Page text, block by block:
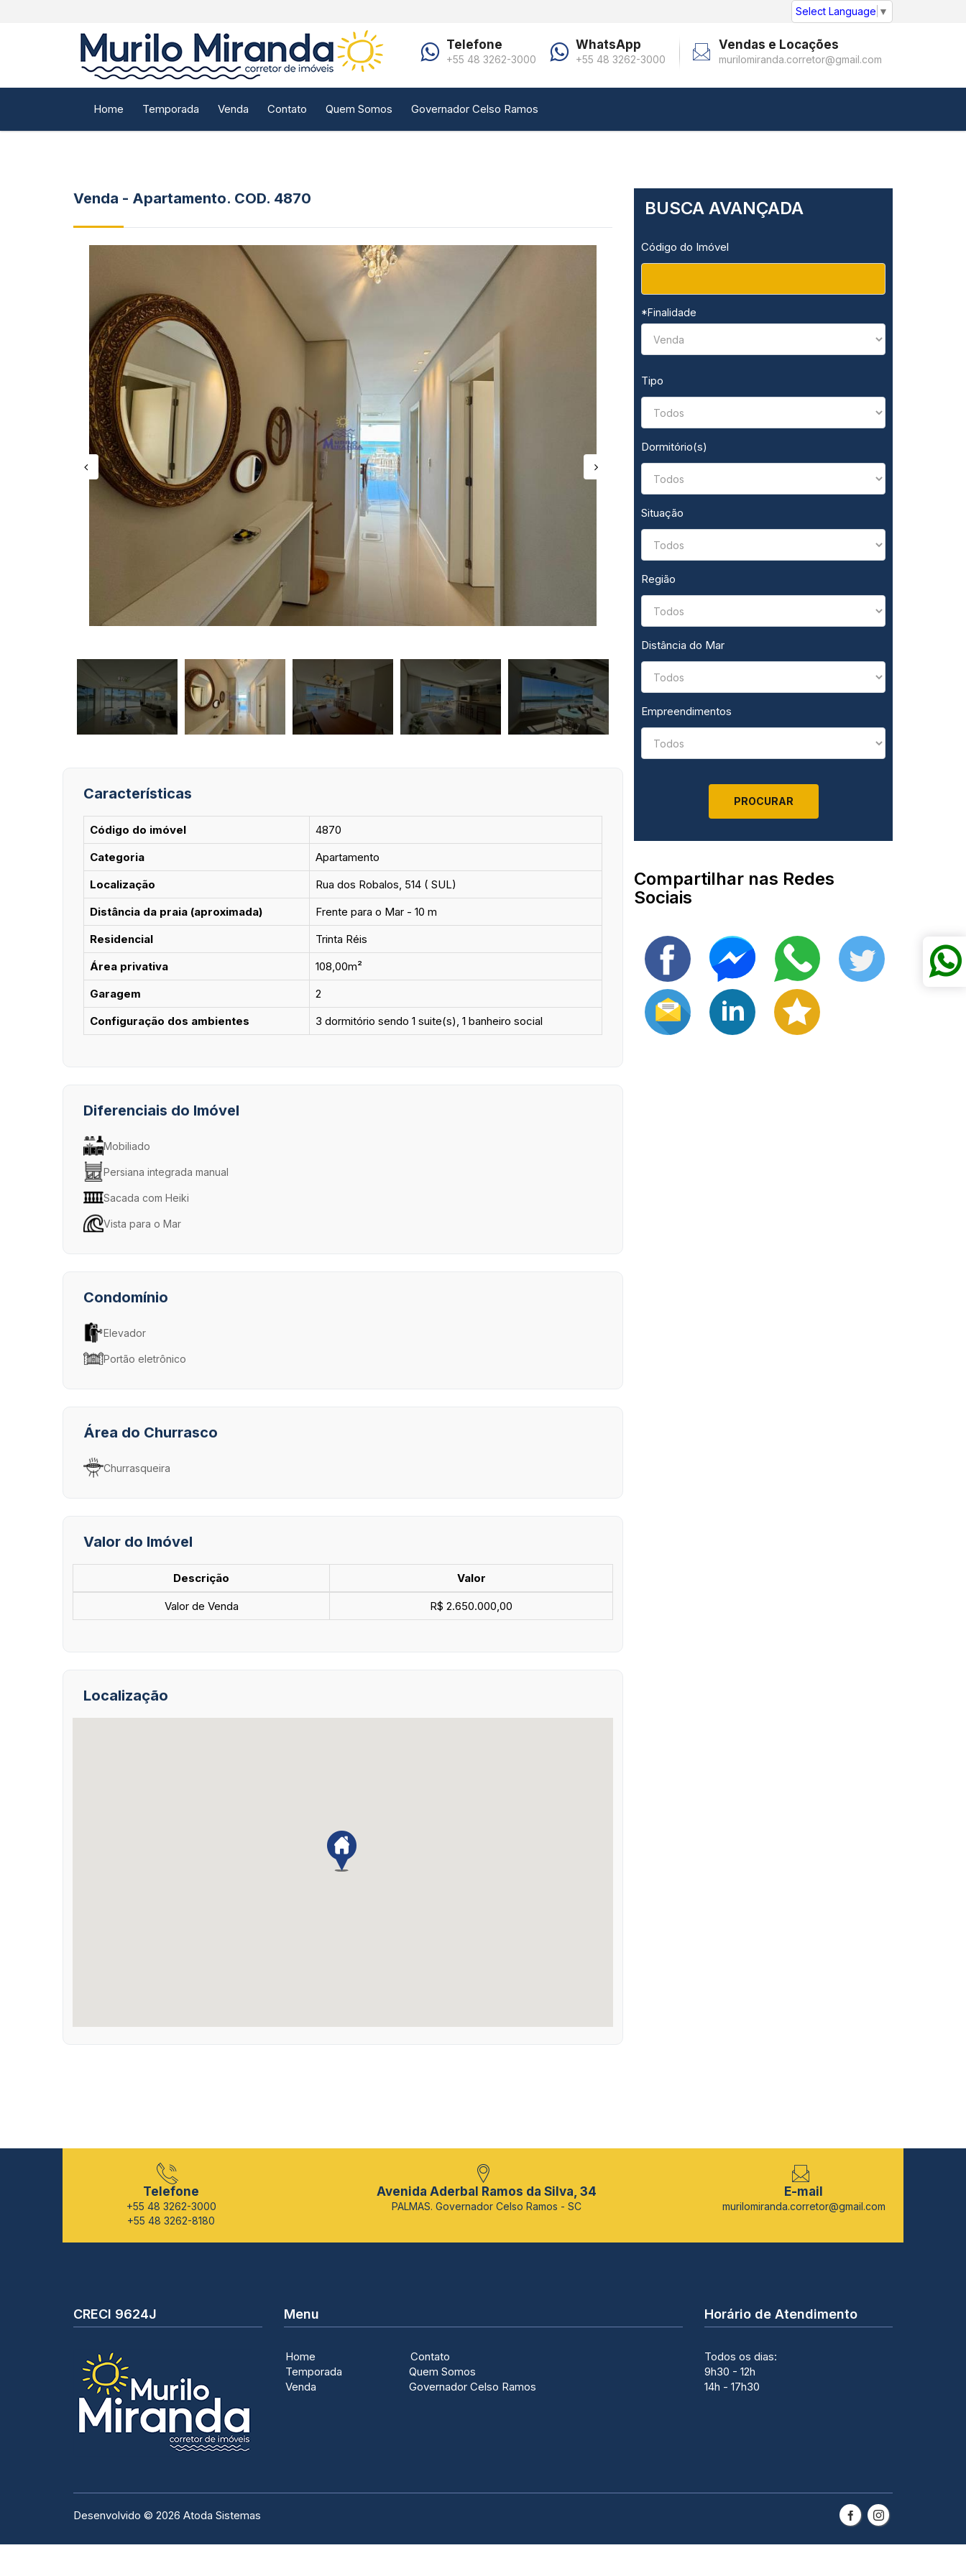
Select Language ▼
Telefone
+55 48 3262-3000
WhatsApp
+55 48 3262-3000
Vendas e Locações
murilomiranda.corretor@gmail.com
Home Temporada Venda Contato Quem Somos Governador Celso Ramos
Venda - Apartamento. COD. 4870
Características
Código do imóvel
4870
Categoria
Apartamento
Localização
Rua dos Robalos, 514 ( SUL)
Distância da praia (aproximada)
Frente para o Mar - 10 m
Residencial
Trinta Réis
Área privativa
108,00m²
Garagem
2
Configuração dos ambientes
3 dormitório sendo 1 suite(s), 1 banheiro social
Diferenciais do Imóvel
Mobiliado
Persiana integrada manual
Sacada com Heiki
Vista para o Mar
Condomínio
Elevador
Portão eletrônico
Área do Churrasco
Churrasqueira
Valor do Imóvel
Descrição Valor
Valor de Venda R$ 2.650.000,00
Localização
BUSCA AVANÇADA
Código do Imóvel
*Finalidade
Tipo
Dormitório(s)
Situação
Região
Distância do Mar
Empreendimentos
Compartilhar nas Redes
Sociais
Telefone
+55 48 3262-3000
+55 48 3262-8180
Avenida Aderbal Ramos da Silva, 34
PALMAS. Governador Celso Ramos - SC
E-mail
murilomiranda.corretor@gmail.com
CRECI 9624J Menu
Home
Temporada
Venda
Contato
Quem Somos
Governador Celso Ramos
Horário de Atendimento
Todos os dias:
9h30 - 12h
14h - 17h30
Desenvolvido © 2026 Atoda Sistemas